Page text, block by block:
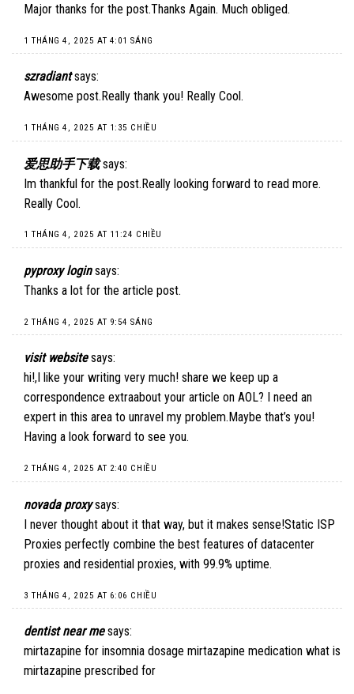
Major thanks for the post.Thanks Again. Much obliged.
1 THÁNG 4, 2025 AT 4:01 SÁNG
szradiant says:
Awesome post.Really thank you! Really Cool.
1 THÁNG 4, 2025 AT 1:35 CHIỀU
爱思助手下载 says:
Im thankful for the post.Really looking forward to read more.
Really Cool.
1 THÁNG 4, 2025 AT 11:24 CHIỀU
pyproxy login says:
Thanks a lot for the article post.
2 THÁNG 4, 2025 AT 9:54 SÁNG
visit website says:
hi!,I like your writing very much! share we keep up a
correspondence extraabout your article on AOL? I need an
expert in this area to unravel my problem.Maybe that’s you!
Having a look forward to see you.
2 THÁNG 4, 2025 AT 2:40 CHIỀU
novada proxy says:
I never thought about it that way, but it makes sense!Static ISP
Proxies perfectly combine the best features of datacenter
proxies and residential proxies, with 99.9% uptime.
3 THÁNG 4, 2025 AT 6:06 CHIỀU
dentist near me says:
mirtazapine for insomnia dosage mirtazapine medication what is
mirtazapine prescribed for